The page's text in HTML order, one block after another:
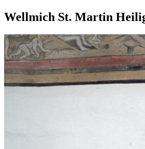
Wellmich St. Martin